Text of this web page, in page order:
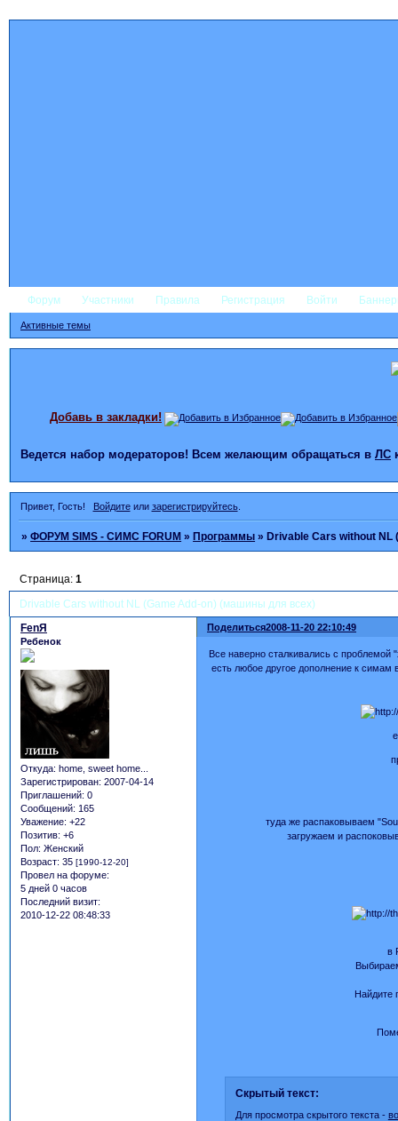
Форум Участники Правила Регистрация Войти
Активные темы
Добавь в закладки!
Ведется набор модераторов! Всем желающим обращаться в ЛС
Привет, Гость! Войдитеили зарегистрируйтесь.
»ФОРУМ SIMS - СИМС FORUM »Программы »Drivable Cars without
Drivable Cars without NL (Game Add-on) (машины для всех)
Страница:1
Поделиться2008-11-20 22:10:49
FеnЯ
Ребенок
Откуда: home, sweet home...
Зарегистрирован: 2007-04-14
Приглашений: 0
Сообщений: 165
Уважение: +22
Позитив: +6
Пол: Женский
Возраст: 35 [1990-12-20]
Провел на форуме:
5 дней 0 часов
Последний визит:
2010-12-22 08:48:33
Все наверно сталкивались с проблемой
есть любое другое дополнение к симам
туда же распаковываем
загружаем и
в
Найдите
Скрытый текст:
Для просмотра скрытого текста -